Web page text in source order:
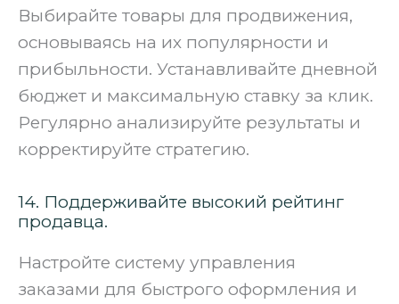
Выбирайте товары для продвижения,
основываясь на их популярности и
прибыльности. Устанавливайте дневной
бюджет и максимальную ставку за клик.
Регулярно анализируйте результаты и
корректируйте стратегию.
14. Поддерживайте высокий рейтинг
продавца.
Настройте систему управления
заказами для быстрого оформления и